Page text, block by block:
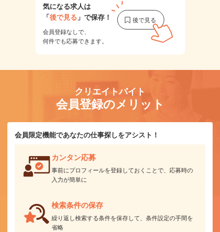
気になる求人は
「後で見る 」で保存！
会員登録なしで、
何件でも応募できます。
クリエイトバイト
会員登録のメリット
会員限定機能であなたの仕事探しをアシスト！
カンタン応募
事前にプロフィールを登録しておくことで、応募時の
入力が簡単に
検索条件の保存
繰り返し検索する条件を保存して、条件設定の手間を
省略